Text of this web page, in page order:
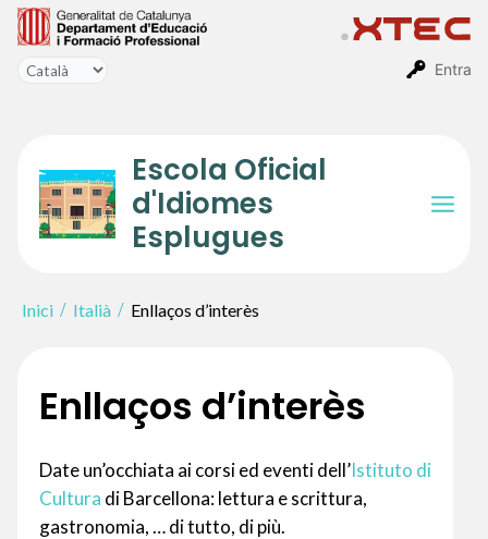
Entra
Vés
contingut
Escola Oficial
d'Idiomes
Esplugues
Inici Italià Enllaços d’interès
Enllaços d’interès
Date un’occhiata ai corsi ed eventi dell’Istituto di
Cultura di Barcellona: lettura e scrittura,
gastronomia, … di tutto, di più.